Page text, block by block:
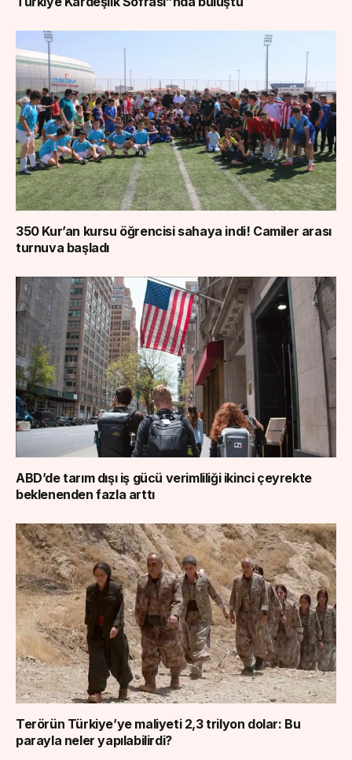
350 Kur’an kursu öğrencisi sahaya indi! Camiler arası
turnuva başladı
ABD’de tarım dışı iş gücü verimliliği ikinci çeyrekte
beklenenden fazla arttı
Terörün Türkiye’ye maliyeti 2,3 trilyon dolar: Bu
parayla neler yapılabilirdi?